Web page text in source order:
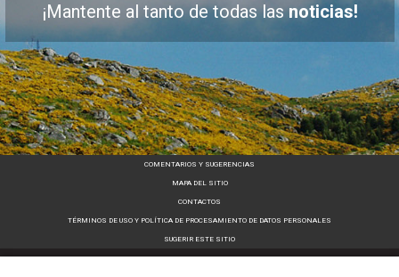
¡Mantente al tanto de todas lasnoticias!
COMENTARIOS Y SUGERENCIAS
MAPA DEL SITIO
CONTACTOS
TÉRMINOS DE USO Y POLÍTICA DE PROCESAMIENTO DE DATOS PERSONALES
SUGERIR ESTE SITIO